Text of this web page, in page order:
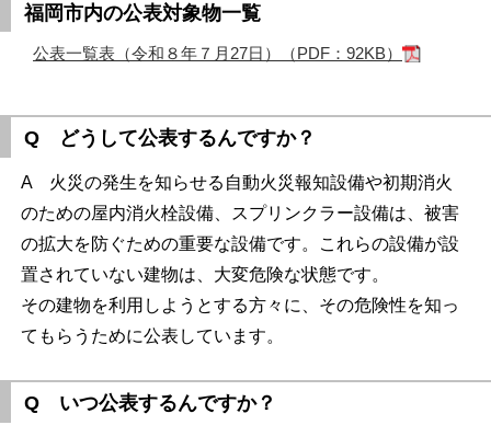
福岡市内の公表対象物一覧
公表一覧表（令和８年７月27日）（PDF：92KB）
Q どうして公表するんですか？
A 火災の発生を知らせる自動火災報知設備や初期消火
のための屋内消火栓設備、スプリンクラー設備は、被害
の拡大を防ぐための重要な設備です。これらの設備が設
置されていない建物は、大変危険な状態です。
その建物を利用しようとする方々に、その危険性を知っ
てもらうために公表しています。
Q いつ公表するんですか？